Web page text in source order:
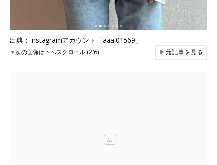
出典：Instagramアカウント「aaa.01569」
▼次の画像は下へスクロール (2/6) ▶元記事を見る